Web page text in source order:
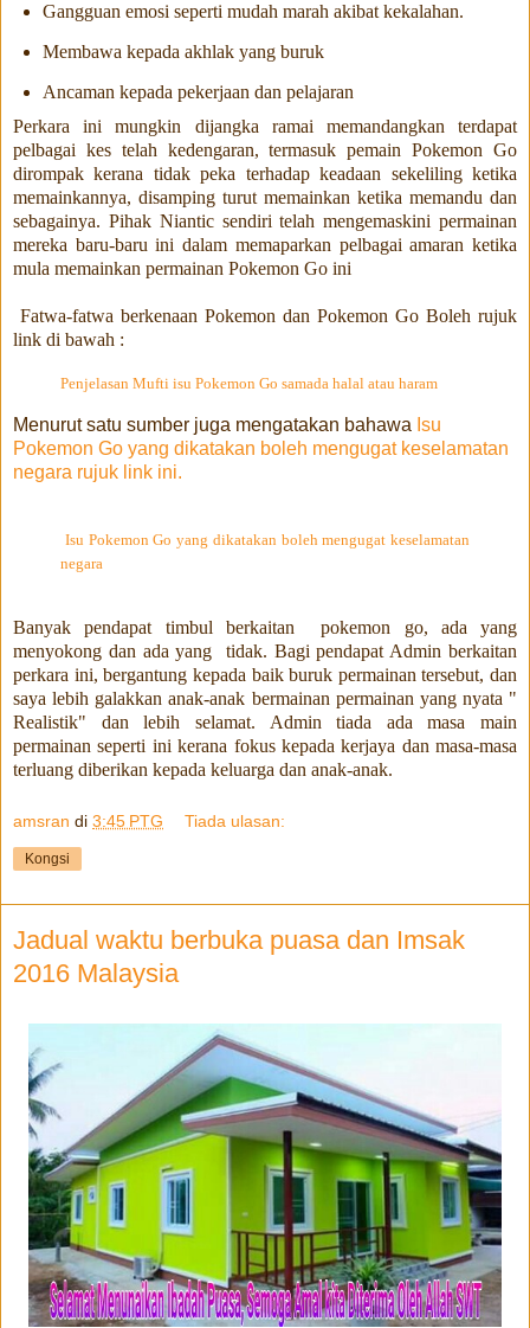
Gangguan emosi seperti mudah marah akibat kekalahan.
Membawa kepada akhlak yang buruk
Ancaman kepada pekerjaan dan pelajaran
Perkara ini mungkin dijangka ramai memandangkan terdapat
pelbagai kes telah kedengaran, termasuk pemain Pokemon Go
dirompak kerana tidak peka terhadap keadaan sekeliling ketika
memainkannya, disamping turut memainkan ketika memandu dan
sebagainya. Pihak Niantic sendiri telah mengemaskini permainan
mereka baru-baru ini dalam memaparkan pelbagai amaran ketika
mula memainkan permainan Pokemon Go ini
Fatwa-fatwa berkenaan Pokemon dan Pokemon Go Boleh rujuk
link di bawah :
Penjelasan Mufti isu Pokemon Go samada halal atau haram
Menurut satu sumber juga mengatakan bahawa Isu
Pokemon Go yang dikatakan boleh mengugat keselamatan
negara rujuk link ini.
Isu Pokemon Go yang dikatakan boleh mengugat keselamatan
negara
Banyak pendapat timbul berkaitan pokemon go, ada yang
menyokong dan ada yang tidak. Bagi pendapat Admin berkaitan
perkara ini, bergantung kepada baik buruk permainan tersebut, dan
saya lebih galakkan anak-anak bermainan permainan yang nyata "
Realistik" dan lebih selamat. Admin tiada ada masa main
permainan seperti ini kerana fokus kepada kerjaya dan masa-masa
terluang diberikan kepada keluarga dan anak-anak.
amsran di 3:45 PTG Tiada ulasan:
Kongsi
Jadual waktu berbuka puasa dan Imsak
2016 Malaysia